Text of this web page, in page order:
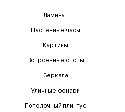
Ламинат
Настенные часы
Картины
Встроенные споты
Зеркала
Уличные фонари
Потолочный плинтус